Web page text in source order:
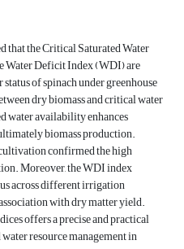
that the Critical Saturated Water
Water Deficit Index (WDI) are
of spinach under greenhouse
dry biomass and critical water
water availability enhances
biomass production.
confirmed the high
Moreover, the WDI index
across different irrigation
with dry matter yield.
offers a precise and practical
resource management in